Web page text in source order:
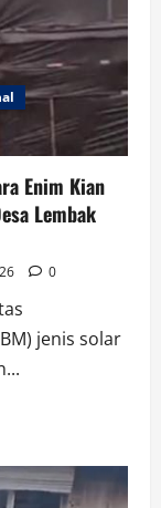
Enim Kian
Lembak
0
jenis solar